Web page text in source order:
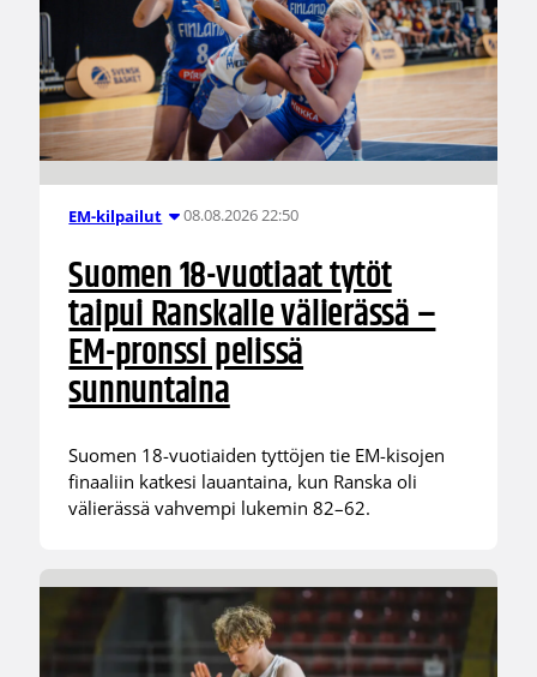
EM-kilpailut 08.08.2026 22:50
Suomen 18-vuotiaat tytöt
taipui Ranskalle välierässä –
EM-pronssi pelissä
sunnuntaina
Suomen 18-vuotiaiden tyttöjen tie EM-kisojen
finaaliin katkesi lauantaina, kun Ranska oli
välierässä vahvempi lukemin 82–62.